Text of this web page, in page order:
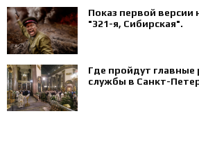
Показ первой
"321-я, Сибирская".
Где пройдут главные
службы в Санкт-